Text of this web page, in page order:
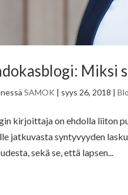
Miksi
SAMOK | syys 26, 2018 |
kirjoittaja on ehdolla liiton
jatkuvasta syntyvyyden
sekä se, että lapsen...